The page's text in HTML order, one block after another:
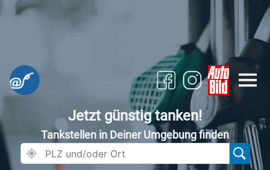
Jetzt günstig tanken!
Tankstellen in Deiner Umgebung finden